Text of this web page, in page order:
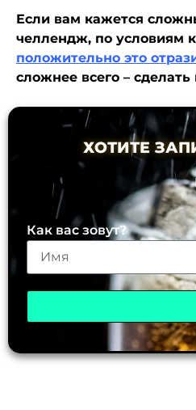
Если вам кажется
челлендж, по условиям
положительно это
сложнее всего –
ХОТИТЕ
Как вас зовут?